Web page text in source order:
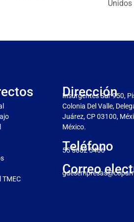
Unidos
Dirección
Insurgentes Sur 950,
Colonia Del Valle,
Juárez, CP 03100,
México.
Teléfono
55 5682 5466
Correo